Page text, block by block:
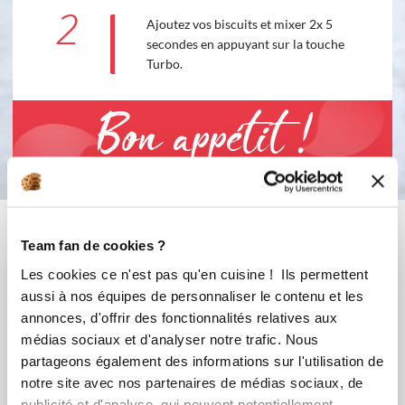
Team fan de cookies ?
Les cookies ce n'est pas qu'en cuisine ! Ils permettent
aussi à nos équipes de personnaliser le contenu et les
annonces, d'offrir des fonctionnalités relatives aux
médias sociaux et d'analyser notre trafic. Nous
partageons également des informations sur l'utilisation de
notre site avec nos partenaires de médias sociaux, de
2
Ajoutez vos biscuits et mixer 2x 5
secondes en appuyant sur la touche
Turbo.
Bon appétit !